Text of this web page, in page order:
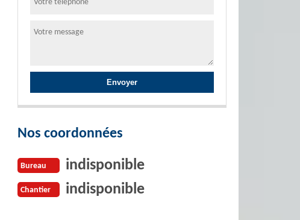
Nos coordonnées
Bureau indisponible
Chantier indisponible